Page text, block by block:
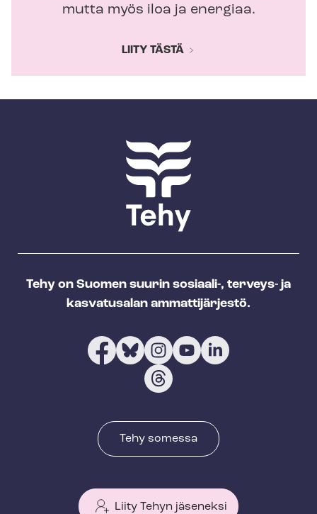
mutta myös iloa ja energiaa.
LIITY TÄSTÄ
Tehy on Suomen suurin sosiaali-, terveys- ja
kasvatusalan ammattijärjestö.
Tehy somessa
Liity Tehyn jäseneksi